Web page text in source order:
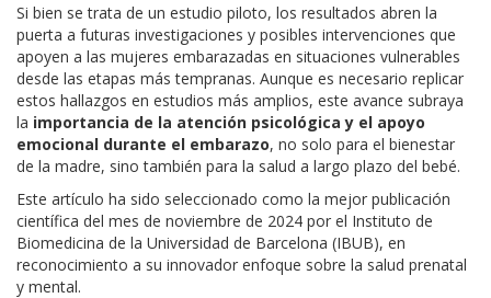
Si bien se trata de un estudio piloto, los resultados abren la
puerta a futuras investigaciones y posibles intervenciones que
apoyen a las mujeres embarazadas en situaciones vulnerables
desde las etapas más tempranas. Aunque es necesario replicar
estos hallazgos en estudios más amplios, este avance subraya
la importancia de la atención psicológica y el apoyo
emocional durante el embarazo, no solo para el bienestar
de la madre, sino también para la salud a largo plazo del bebé.
Este artículo ha sido seleccionado como la mejor publicación
científica del mes de noviembre de 2024 por el Instituto de
Biomedicina de la Universidad de Barcelona (IBUB), en
reconocimiento a su innovador enfoque sobre la salud prenatal
y mental.